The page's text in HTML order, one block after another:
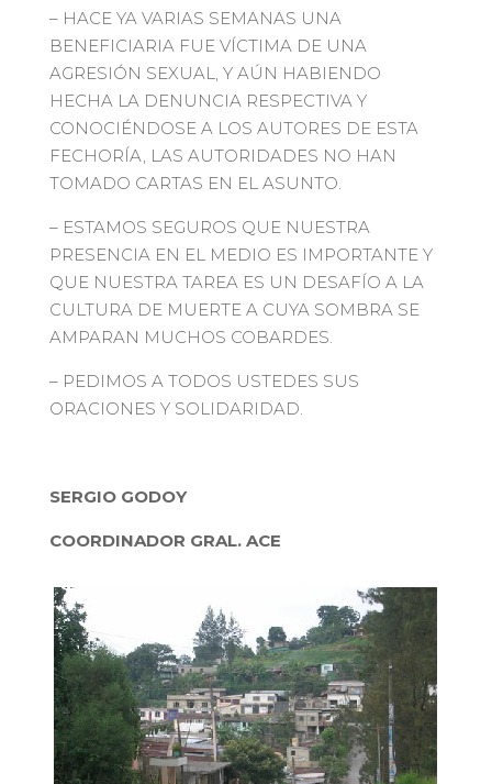
– HACE YA VARIAS SEMANAS UNA
BENEFICIARIA FUE VÍCTIMA DE UNA
AGRESIÓN SEXUAL, Y AÚN HABIENDO
HECHA LA DENUNCIA RESPECTIVA Y
CONOCIÉNDOSE A LOS AUTORES DE ESTA
FECHORÍA, LAS AUTORIDADES NO HAN
TOMADO CARTAS EN EL ASUNTO.
– ESTAMOS SEGUROS QUE NUESTRA
PRESENCIA EN EL MEDIO ES IMPORTANTE Y
QUE NUESTRA TAREA ES UN DESAFÍO A LA
CULTURA DE MUERTE A CUYA SOMBRA SE
AMPARAN MUCHOS COBARDES.
– PEDIMOS A TODOS USTEDES SUS
ORACIONES Y SOLIDARIDAD.
SERGIO GODOY
COORDINADOR GRAL. ACE